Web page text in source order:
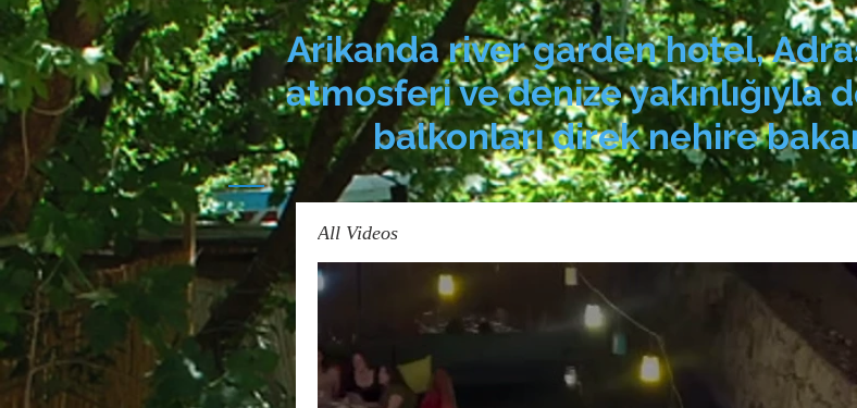
Arikanda river garden hotel,
atmosferi ve denize yakınlığıyla
balkonları direk nehire
All Videos